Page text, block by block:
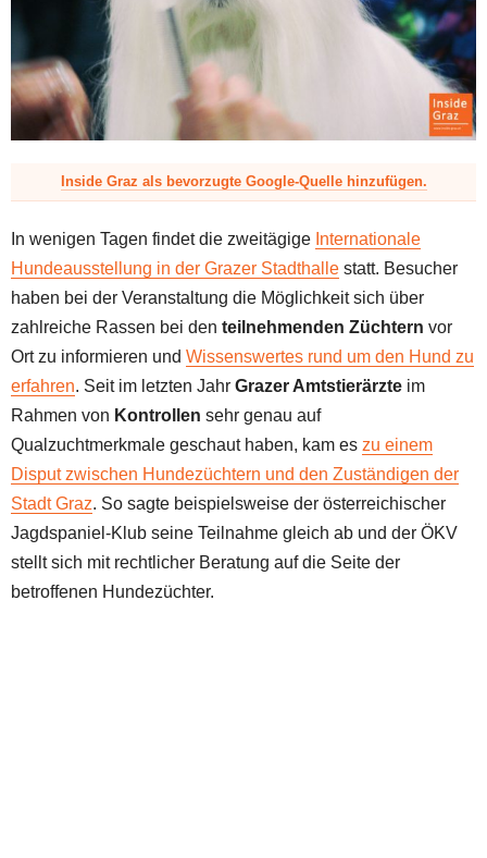
Inside Graz als bevorzugte Google-Quelle hinzufügen.
In wenigen Tagen findet die zweitägige Internationale
Hundeausstellung in der Grazer Stadthalle statt. Besucher
haben bei der Veranstaltung die Möglichkeit sich über
zahlreiche Rassen bei den teilnehmenden Züchtern vor
Ort zu informieren und Wissenswertes rund um den Hund zu
erfahren. Seit im letzten Jahr Grazer Amtstierärzte im
Rahmen von Kontrollen sehr genau auf
Qualzuchtmerkmale geschaut haben, kam es zu einem
Disput zwischen Hundezüchtern und den Zuständigen der
Stadt Graz. So sagte beispielsweise der österreichischer
Jagdspaniel-Klub seine Teilnahme gleich ab und der ÖKV
stellt sich mit rechtlicher Beratung auf die Seite der
betroffenen Hundezüchter.